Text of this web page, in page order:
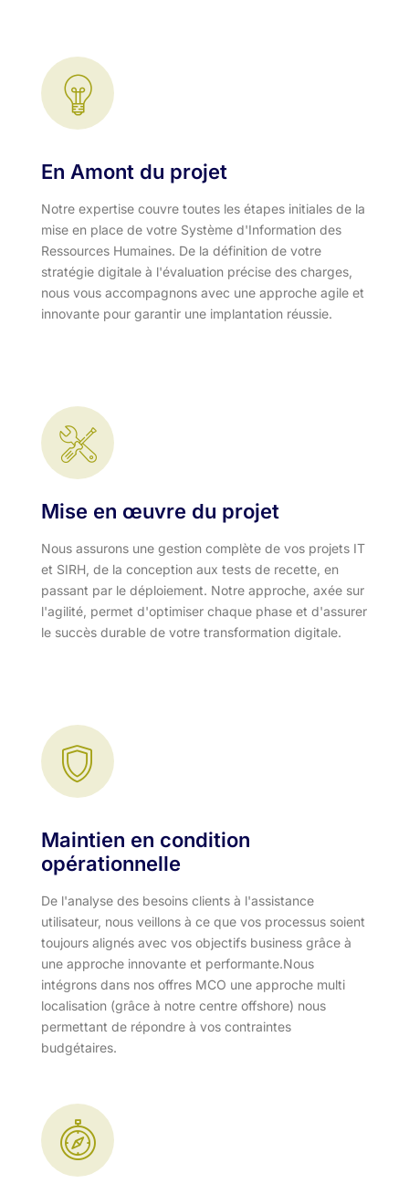
En Amont du projet
Notre expertise couvre toutes les étapes initiales de la
mise en place de votre Système d'Information des
Ressources Humaines. De la définition de votre
stratégie digitale à l'évaluation précise des charges,
nous vous accompagnons avec une approche agile et
innovante pour garantir une implantation réussie.
Mise en œuvre du projet
Nous assurons une gestion complète de vos projets IT
et SIRH, de la conception aux tests de recette, en
passant par le déploiement. Notre approche, axée sur
l'agilité, permet d'optimiser chaque phase et d'assurer
le succès durable de votre transformation digitale.
Maintien en condition
opérationnelle
De l'analyse des besoins clients à l'assistance
utilisateur, nous veillons à ce que vos processus soient
toujours alignés avec vos objectifs business grâce à
une approche innovante et performante.​ Nous
intégrons dans nos offres MCO une approche multi
localisation (grâce à notre centre offshore) nous
permettant de répondre à vos contraintes
budgétaires.